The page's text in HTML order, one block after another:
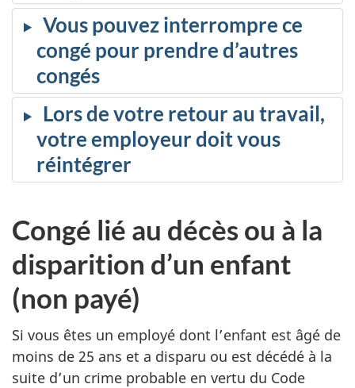
Vous pouvez interrompre ce
congé pour prendre d’autres
congés
Lors de votre retour au travail,
votre employeur doit vous
réintégrer
Congé lié au décès ou à la
disparition d’un enfant
(non payé)
Si vous êtes un employé dont l’enfant est âgé de
moins de 25 ans et a disparu ou est décédé à la
suite d’un crime probable en vertu du Code